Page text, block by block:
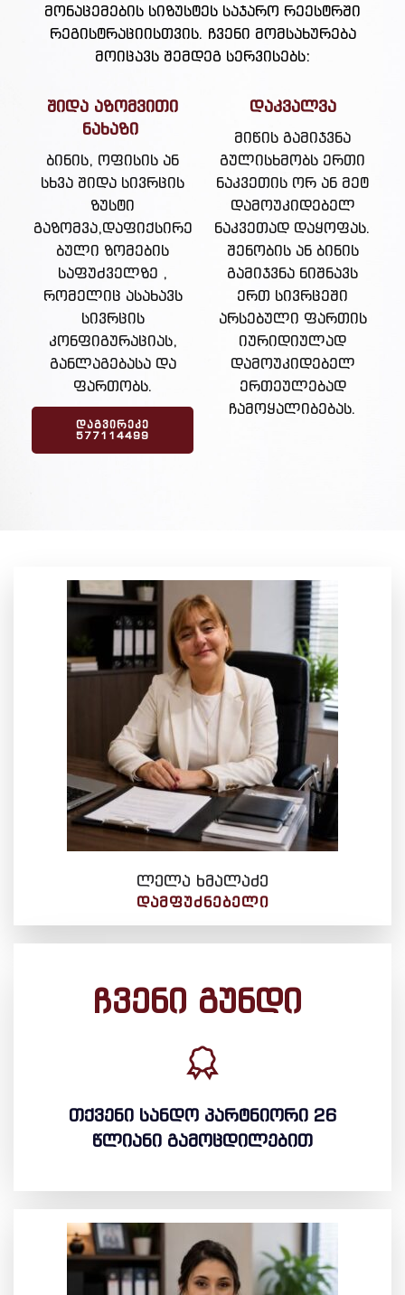
მონაცემების სიზუსტეს საჯარო რეესტრში
რეგისტრაციისთვის. ჩვენი მომსახურება
მოიცავს შემდეგ სერვისებს:
შიდა აზომვითი
ნახაზი
ბინის, ოფისის ან
სხვა შიდა სივრცის
ზუსტი
გაზომვა,დაფიქსირე
ბული ზომების
საფუძველზე ,
რომელიც ასახავს
სივრცის
კონფიგურაციას,
განლაგებასა და
ფართობს.
ᲓᲐᲒᲕᲘᲠᲔᲙᲔ
577114499
დაკვალვა
მიწის გამიჯვნა
გულისხმობს ერთი
ნაკვეთის ორ ან მეტ
დამოუკიდებელ
ნაკვეთად დაყოფას.
შენობის ან ბინის
გამიჯვნა ნიშნავს
ერთ სივრცეში
არსებული ფართის
იურიდიულად
დამოუკიდებელ
ერთეულებად
ჩამოყალიბებას.
ლელა ხმალაძე
ᲓᲐᲛᲤᲣᲫᲜᲔᲑᲔᲚᲘ
ჩვენი გუნდი
თქვენი სანდო პარტნიორი 26
წლიანი გამოცდილებით